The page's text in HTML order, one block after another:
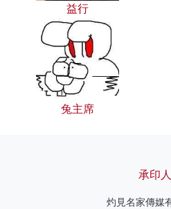
益行
兔主席
承印人
灼見名家傳媒